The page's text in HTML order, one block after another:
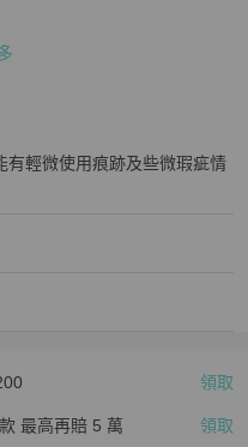
古回收供應鏈，專注二手精品
。走平台本就是花錢買信任保
有輕微使用痕跡及些微瑕疵情
領取
最高再賠 5 萬 領取